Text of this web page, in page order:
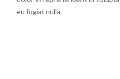
eu fugiat nulla.